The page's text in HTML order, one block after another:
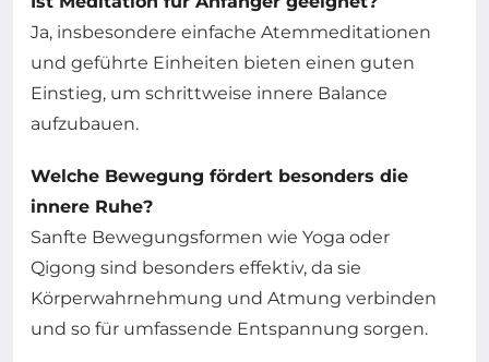
Ja, insbesondere einfache Atemmeditationen
und geführte Einheiten bieten einen guten
Einstieg, um schrittweise innere Balance
aufzubauen.
Welche Bewegung fördert besonders die
innere Ruhe?
Sanfte Bewegungsformen wie Yoga oder
Qigong sind besonders effektiv, da sie
Körperwahrnehmung und Atmung verbinden
und so für umfassende Entspannung sorgen.